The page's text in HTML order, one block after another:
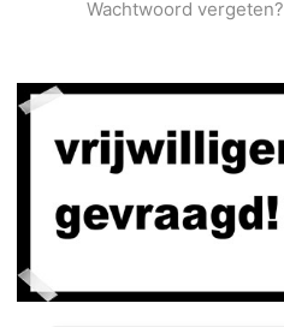
Wachtwoord vergeten?